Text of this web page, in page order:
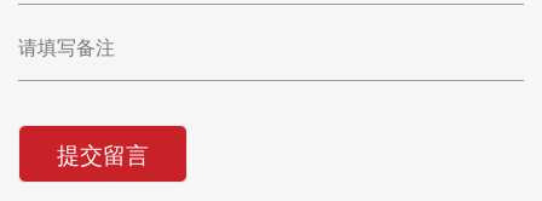
提交留言